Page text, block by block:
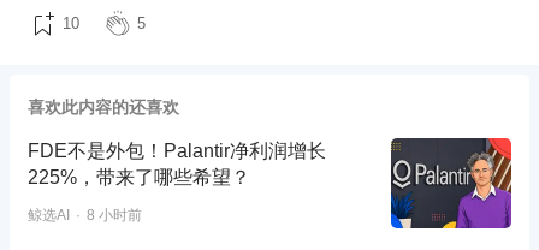
10 5
喜欢此内容的还喜欢
FDE不是外包！Palantir净利润增长
225%，带来了哪些希望？
鲸选AI 8 小时前